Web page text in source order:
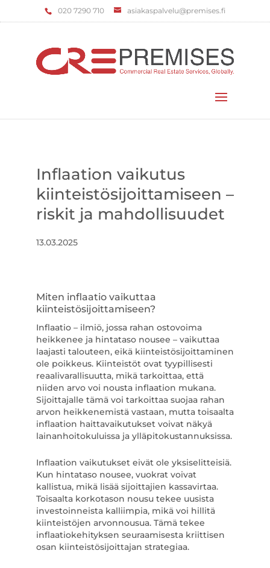
‌020 7290 710 asiakaspalvelu@premises.fi
Inflaation vaikutus
kiinteistösijoittamiseen –
riskit ja mahdollisuudet
13.03.2025
Miten inflaatio vaikuttaa
kiinteistösijoittamiseen?
Inflaatio – ilmiö, jossa rahan ostovoima
heikkenee ja hintataso nousee – vaikuttaa
laajasti talouteen, eikä kiinteistösijoittaminen
ole poikkeus. Kiinteistöt ovat tyypillisesti
reaalivarallisuutta, mikä tarkoittaa, että
niiden arvo voi nousta inflaation mukana.
Sijoittajalle tämä voi tarkoittaa suojaa rahan
arvon heikkenemistä vastaan, mutta toisaalta
inflaation haittavaikutukset voivat näkyä
lainanhoitokuluissa ja ylläpitokustannuksissa.
Inflaation vaikutukset eivät ole yksiselitteisiä.
Kun hintataso nousee, vuokrat voivat
kallistua, mikä lisää sijoittajien kassavirtaa.
Toisaalta korkotason nousu tekee uusista
investoinneista kalliimpia, mikä voi hillitä
kiinteistöjen arvonnousua. Tämä tekee
inflaatiokehityksen seuraamisesta kriittisen
osan kiinteistösijoittajan strategiaa.